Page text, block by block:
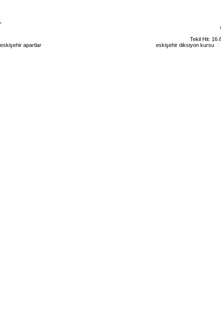
Tekil Hit:
eskişehir apartlar
eskişehir diksiyon kursu